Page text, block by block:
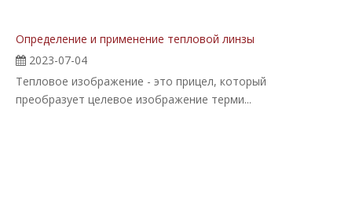
Определение и применение тепловой линзы
2023-07-04
Тепловое изображение - это прицел, который
преобразует целевое изображение терми...